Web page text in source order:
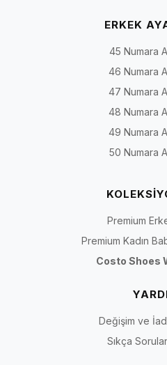
ERKEK
45 Numara
46 Numara
47 Numara
48 Numara
49 Numara
50 Numara
Premium
Premium Kadın
Costo Shoes
Değişim ve
Sıkça